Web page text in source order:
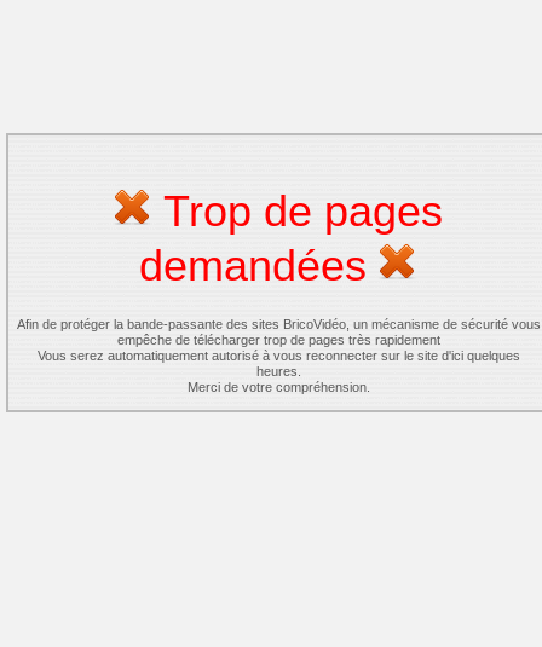
Trop de pages
demandées
Afin de protéger la bande-passante des sites BricoVidéo, un mécanisme de sécurité vous
empêche de télécharger trop de pages très rapidement
Vous serez automatiquement autorisé à vous reconnecter sur le site d'ici quelques
heures.
Merci de votre compréhension.